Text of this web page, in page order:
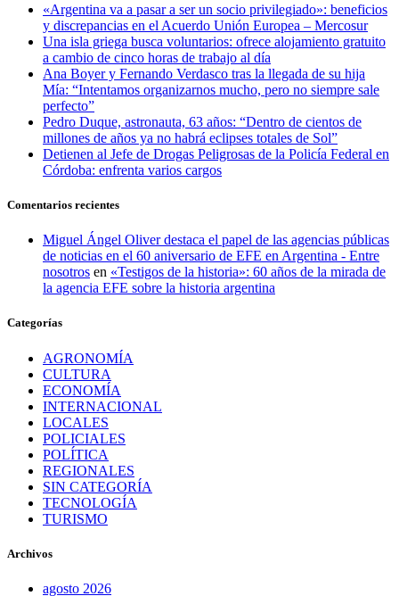
«Argentina va a pasar a ser un socio privilegiado»: beneficios
y discrepancias en el Acuerdo Unión Europea – Mercosur
Una isla griega busca voluntarios: ofrece alojamiento gratuito
a cambio de cinco horas de trabajo al día
Ana Boyer y Fernando Verdasco tras la llegada de su hija
Mía: “Intentamos organizarnos mucho, pero no siempre sale
perfecto”
Pedro Duque, astronauta, 63 años: “Dentro de cientos de
millones de años ya no habrá eclipses totales de Sol”
Detienen al Jefe de Drogas Peligrosas de la Policía Federal en
Córdoba: enfrenta varios cargos
Comentarios recientes
Miguel Ángel Oliver destaca el papel de las agencias públicas
de noticias en el 60 aniversario de EFE en Argentina - Entre
nosotros en «Testigos de la historia»: 60 años de la mirada de
la agencia EFE sobre la historia argentina
Categorías
AGRONOMÍA
CULTURA
ECONOMÍA
INTERNACIONAL
LOCALES
POLICIALES
POLÍTICA
REGIONALES
SIN CATEGORÍA
TECNOLOGÍA
TURISMO
Archivos
agosto 2026